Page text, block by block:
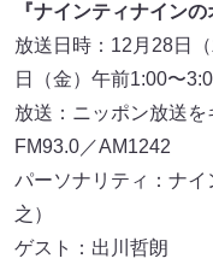
『ナインティナイン
放送日時：12月28日
日（金）午前1:00〜
放送：ニッポン放送
FM93.0／AM1242
パーソナリティ：ナ
之）
ゲスト：出川哲朗